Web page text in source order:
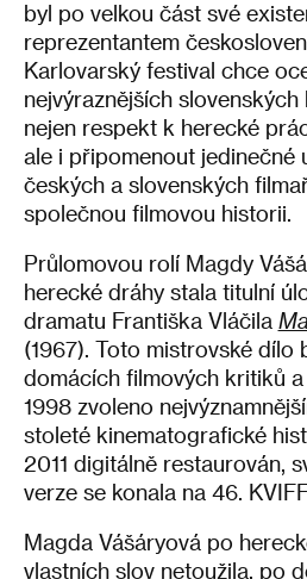
byl po velkou část své
reprezentantem
Karlovarský festival chce
nejvýraznějších
nejen respekt k herecké
ale i připomenout jedinečné
českých a slovenských
společnou filmovou historii.
Průlomovou rolí Magdy
herecké dráhy stala titulní
dramatu Františka Vláčila
(1967). Toto mistrovské dílo
domácích filmových kritiků
1998 zvoleno
stoleté kinematografické
2011 digitálně restaurován,
verze se konala na 46.
Magda Vášáryová po
vlastních slov netoužila, po